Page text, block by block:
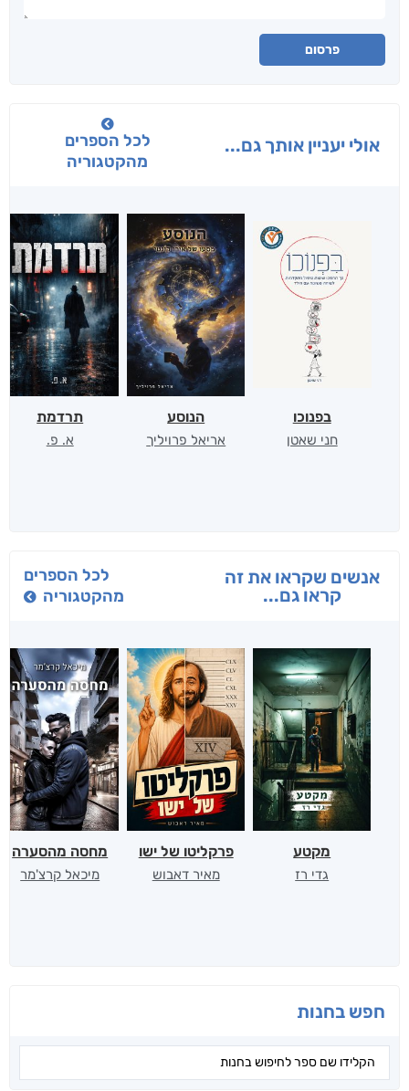
חפש בחנות
פרסום
אולי יעניין אותך גם...
לכל הספרים
מהקטגוריה
בפנוכו
חני שאטן
הנוסע
אריאל פרויליך
תרדמת
א. פ.
אנשים שקראו את זה
קראו גם...
לכל הספרים
מהקטגוריה
מקטע
גדי רז
פרקליטו של ישו
מאיר דאבוש
מחסה מהסערה
מיכאל קרצ'מר